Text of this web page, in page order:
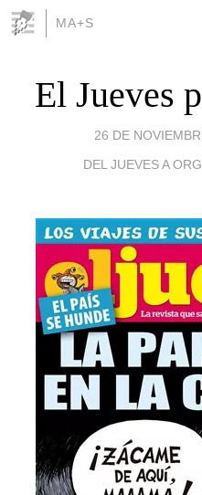
MA+S
El Jueves
26 DE
DEL JUEVES A